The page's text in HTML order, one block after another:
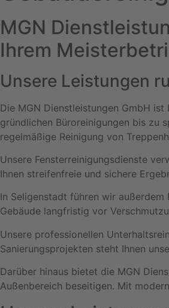
MGN
Ihrem
Unsere Leistungen
Die MGN Dienstleistungen GmbH
gründlichen Büroreinigungen bis zu
regelmäßige Reinigung von
Unsere Fensterreinigungsdienste
Ihnen streifenfreie und sichere
In Seligenstadt führen wir
Gebäude langfristig vor
Unsere professionellen
Sanierungsprojekten steht Ihnen
Darüber hinaus bietet die MGN
Außenbereich beseitigen. Mit